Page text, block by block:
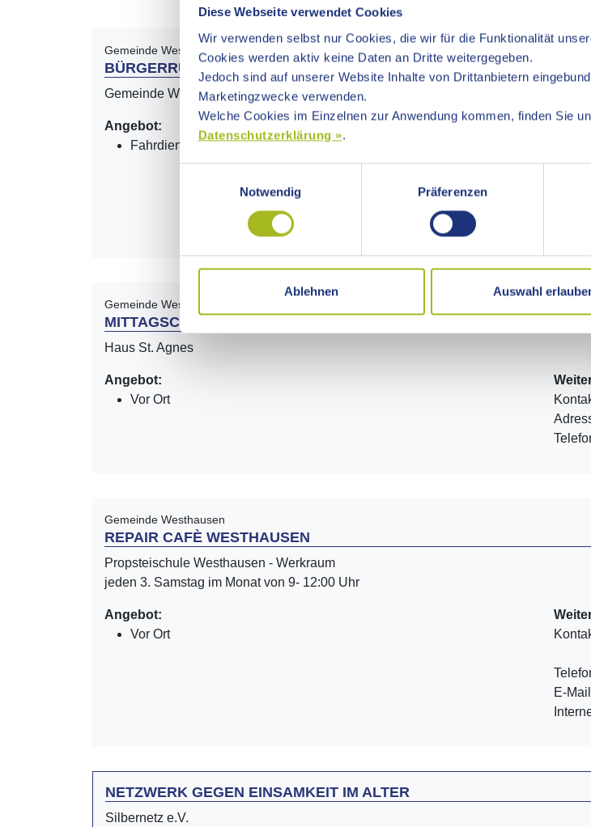
Diese Webseite verwendet Cookies
Wir verwenden selbst nur Cookies, die wir für die Funktionalität
Cookies werden aktiv keine Daten an Dritte weitergegeben.
Jedoch sind auf unserer Website Inhalte von Drittanbietern
Marketingzwecke verwenden.
Welche Cookies im Einzelnen zur Anwendung kommen, finden Sie
Datenschutzerklärung ».
Notwendig
Präferenzen
Ablehnen Auswahl
Gemeinde Westhausen
BÜRGERRUFAUTO "WIM"
Gemeinde Westhausen
Angebot:
Fahrdienst
Gemeinde Westhausen
MITTAGSCAFE
Haus St. Agnes
Angebot:
Vor Ort
Gemeinde Westhausen
REPAIR CAFÈ WESTHAUSEN
Propsteischule Westhausen - Werkraum
jeden 3. Samstag im Monat von 9- 12:00 Uhr
Angebot:
Vor Ort
E-
NETZWERK GEGEN EINSAMKEIT IM ALTER
Silbernetz e.V.